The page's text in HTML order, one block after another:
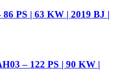
PS | 63 KW | 2019 BJ |
– 122 PS | 90 KW |